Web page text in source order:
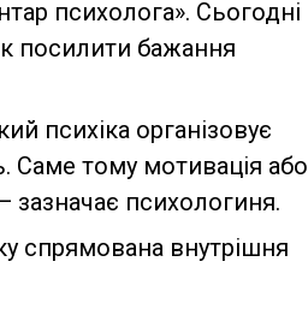
психолога». Сьогодні
посилити бажання
психіка організовує
Саме тому мотивація або
зазначає психологиня.
спрямована внутрішня